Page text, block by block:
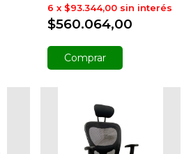
$560.064,00
6 x $93.344,00 sin interés
Comprar